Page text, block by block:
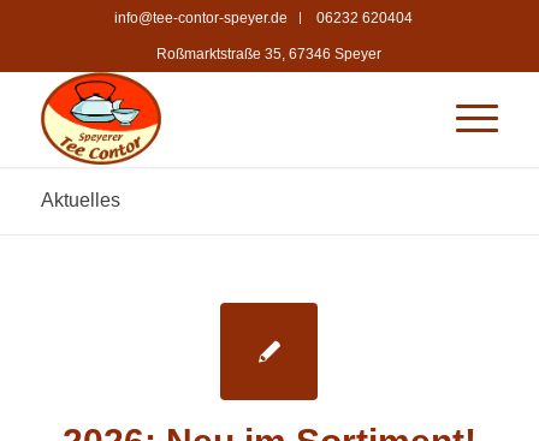
info@tee-contor-speyer.de 06232 620404
Roßmarktstraße 35, 67346 Speyer
Aktuelles